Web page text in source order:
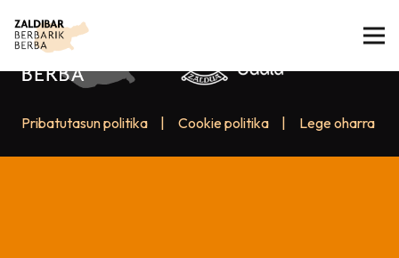
Pribatutasun politika Cookie politika Lege oharra